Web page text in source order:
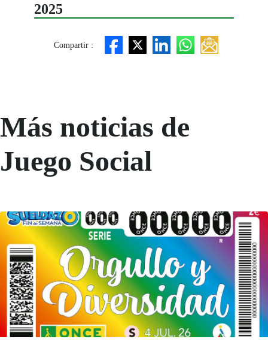
2025
Compartir :
Más noticias de
Juego Social